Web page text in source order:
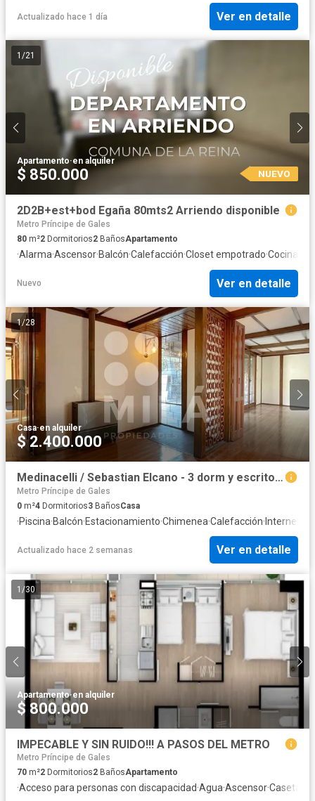
Actualizado hace 1 día Ver en detalle
1 /21
Apartamento·en alquiler
$ 850.000 NUEVO
2D2B+est+bod Egaña 80mts2 Arriendo disponible
Metro Príncipe de Gales
80 m²2 Dormitorios2 BañosApartamento
·Alarma·Ascensor·Balcón·Calefacción·Closet empotrado·Cocina
Nuevo Ver en detalle
1/28
Casa·en alquiler
$ 2.400.000
Medinacelli / Sebastian Elcano - 3 dorm y escritorio
Metro Príncipe de Gales
0 m²4 Dormitorios3 BañosCasa
·Piscina·Balcón·Estacionamiento·Chimenea·Calefacción· Internet
Actualizado hace 2 semanas Ver en detalle
1 /30
Apartamento·en alquiler
$ 800.000
IMPECABLE Y SIN RUIDO!!! A PASOS DEL METRO
Metro Príncipe de Gales
70 m²2 Dormitorios2 BañosApartamento
·Acceso para personas con discapacidad·Agua·Ascensor·Caseta